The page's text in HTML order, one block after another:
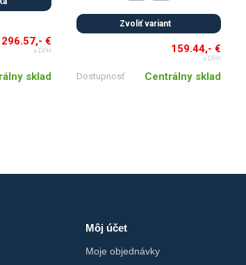
296.57,- €
s DPH
sklad
Zvoliť variant
159.44,- €
s DPH
Dostupnosť Centrálny sklad
Môj účet
Moje objednávky